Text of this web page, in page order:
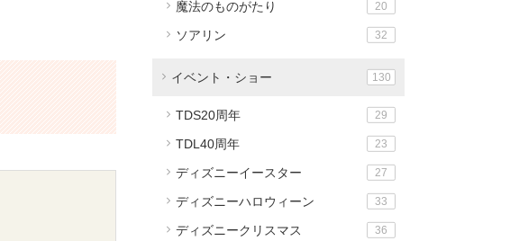
魔法のものがたり 20
ソアリン 32
イベント・ショー 130
TDS20周年 29
TDL40周年 23
ディズニーイースター 27
ディズニーハロウィーン 33
ディズニークリスマス 36